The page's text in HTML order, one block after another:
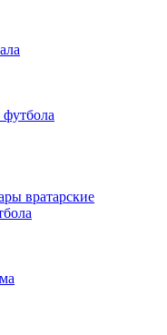
вратарские